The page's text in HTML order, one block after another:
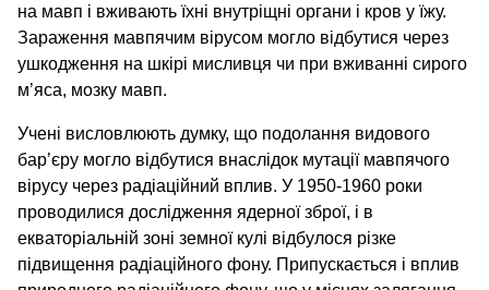
на мавп і вживають їхні внутріщні органи і кров у їжу.
Зараження мавпячим вірусом могло відбутися через
ушкодження на шкірі мисливця чи при вживанні сирого
м’яса, мозку мавп.
Учені висловлюють думку, що подолання видового
бар’єру могло відбутися внаслідок мутації мавпячого
вірусу через радіаційний вплив. У 1950-1960 роки
проводилися дослідження ядерної зброї, і в
екваторіальній зоні земної кулі відбулося різке
підвищення радіаційного фону. Припускається і вплив